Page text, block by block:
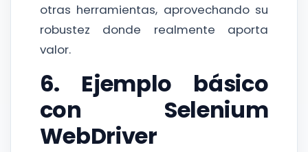
otras herramientas, aprovechando su
robustez donde realmente aporta
valor.
6. Ejemplo básico
con Selenium
WebDriver